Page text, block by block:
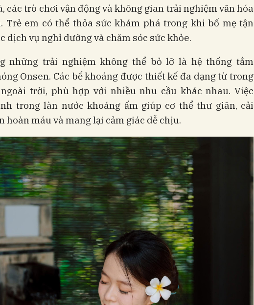
các trò chơi vận động và không gian trải nghiệm văn hóa
Trẻ em có thể thỏa sức khám phá trong khi bố mẹ tận
dịch vụ nghỉ dưỡng và chăm sóc sức khỏe.
những trải nghiệm không thể bỏ lỡ là hệ thống tắm
Onsen. Các bể khoáng được thiết kế đa dạng từ trong
trời, phù hợp với nhiều nhu cầu khác nhau. Việc
trong làn nước khoáng ấm giúp cơ thể thư giãn, cải
hoàn máu và mang lại cảm giác dễ chịu.